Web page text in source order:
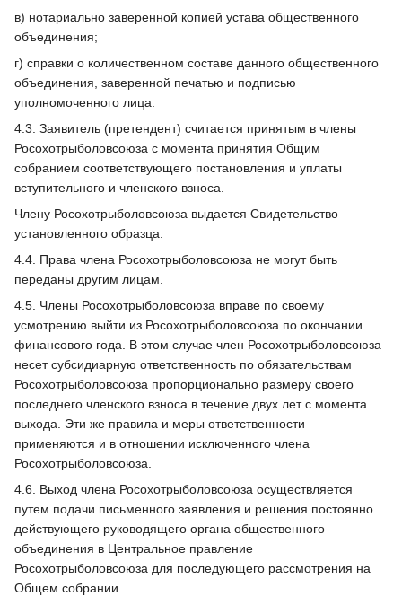
в) нотариально заверенной копией устава общественного
объединения;
г) справки о количественном составе данного общественного
объединения, заверенной печатью и подписью
уполномоченного лица.
4.3. Заявитель (претендент) считается принятым в члены
Росохотрыболовсоюза с момента принятия Общим
собранием соответствующего постановления и уплаты
вступительного и членского взноса.
Члену Росохотрыболовсоюза выдается Свидетельство
установленного образца.
4.4. Права члена Росохотрыболовсоюза не могут быть
переданы другим лицам.
4.5. Члены Росохотрыболовсоюза вправе по своему
усмотрению выйти из Росохотрыболовсоюза по окончании
финансового года. В этом случае член Росохотрыболовсоюза
несет субсидиарную ответственность по обязательствам
Росохотрыболовсоюза пропорционально размеру своего
последнего членского взноса в течение двух лет с момента
выхода. Эти же правила и меры ответственности
применяются и в отношении исключенного члена
Росохотрыболовсоюза.
4.6. Выход члена Росохотрыболовсоюза осуществляется
путем подачи письменного заявления и решения постоянно
действующего руководящего органа общественного
объединения в Центральное правление
Росохотрыболовсоюза для последующего рассмотрения на
Общем собрании.